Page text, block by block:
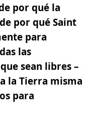
por qué la
por qué Saint
para
las
sean libres –
la Tierra misma
para